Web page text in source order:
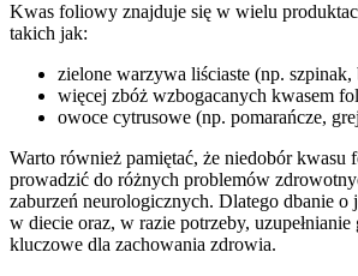
Kwas foliowy znajduje się w wielu
takich jak:
zielone warzywa liściaste (np. szpinak,
więcej zbóż wzbogacanych kwasem
owoce cytrusowe (np. pomarańcze,
Warto również pamiętać, że niedobór kwasu
prowadzić do różnych problemów
zaburzeń neurologicznych. Dlatego dbanie o
w diecie oraz, w razie potrzeby, uzupełnianie
kluczowe dla zachowania zdrowia.